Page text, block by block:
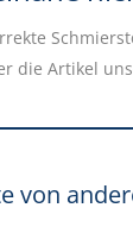
die Artikel
von